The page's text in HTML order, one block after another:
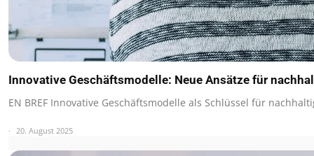
Innovative Geschäftsmodelle: Neue Ansätze für
EN BREF Innovative Geschäftsmodelle als Schlüssel für
20. August 2025